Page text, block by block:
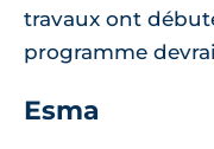
travaux ont
programme
Esma